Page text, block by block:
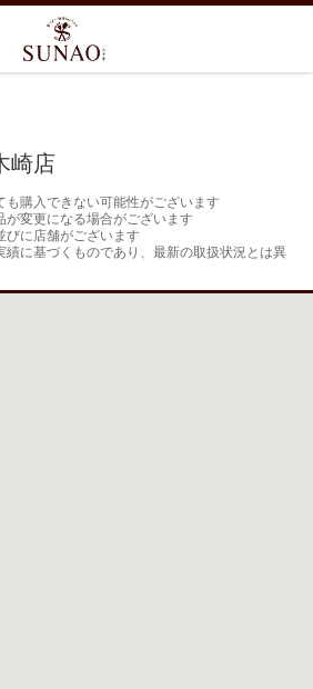
崎店
も購入できない可能性がございます
が変更になる場合がございます
びに店舗がございます
績に基づくものであり、最新の取扱状況とは異